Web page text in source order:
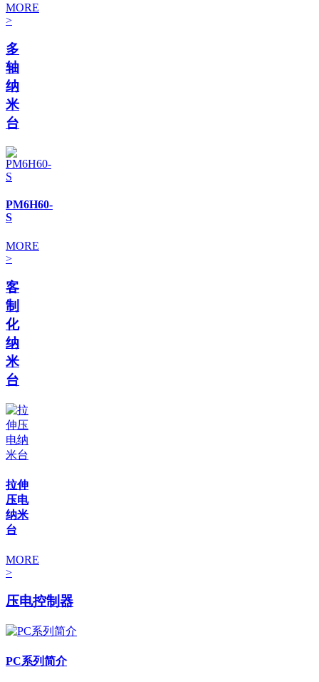
MORE
>
多
轴
纳
米
台
PM6H60-
S
MORE
>
客
制
化
纳
米
台
拉伸
压电
纳米
台
MORE
>
压电控制器
PC系列简介